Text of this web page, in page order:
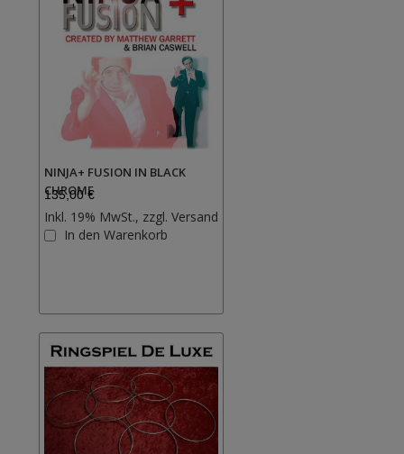
NINJA+ FUSION IN BLACK
CHROME
135,00 €
Inkl. 19% MwSt., zzgl. Versand
In den Warenkorb